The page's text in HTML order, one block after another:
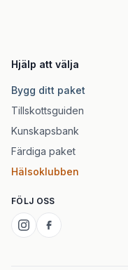
Hjälp att välja
Bygg ditt paket
Tillskottsguiden
Kunskapsbank
Färdiga paket
Hälsoklubben
FÖLJ OSS